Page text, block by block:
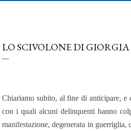
LO SCIVOLONE DI
Chiariamo subito, al fine di anticipare,
con i quali alcuni delinquenti hanno
manifestazione, degenerata in